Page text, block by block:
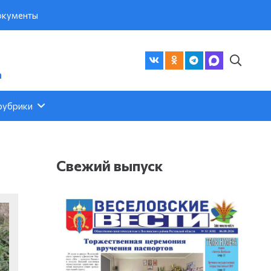
Свежий выпуск